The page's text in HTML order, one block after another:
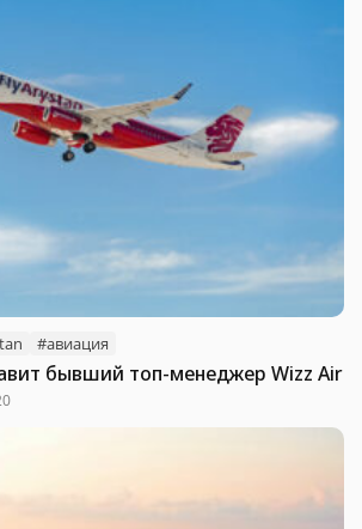
#авиация
бывший топ-менеджер Wizz Air